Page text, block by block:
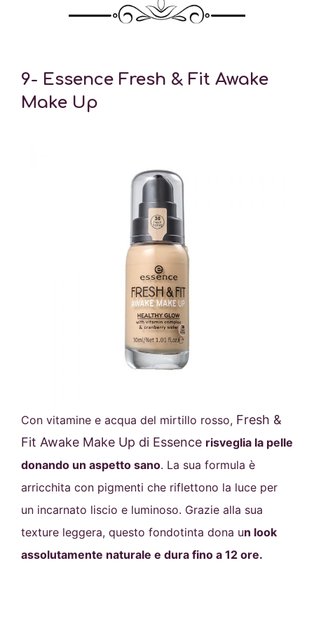
9- Essence Fresh & Fit Awake
Make Up
Con vitamine e acqua del mirtillo rosso, Fresh &
Fit Awake Make Up di Essence risveglia la pelle
donando un aspetto sano. La sua formula è
arricchita con pigmenti che riflettono la luce per
un incarnato liscio e luminoso. Grazie alla sua
texture leggera, questo fondotinta dona un look
assolutamente naturale e dura fino a 12 ore.